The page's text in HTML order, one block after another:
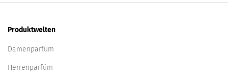
Produktwelten
Damenparfüm
Herrenparfüm